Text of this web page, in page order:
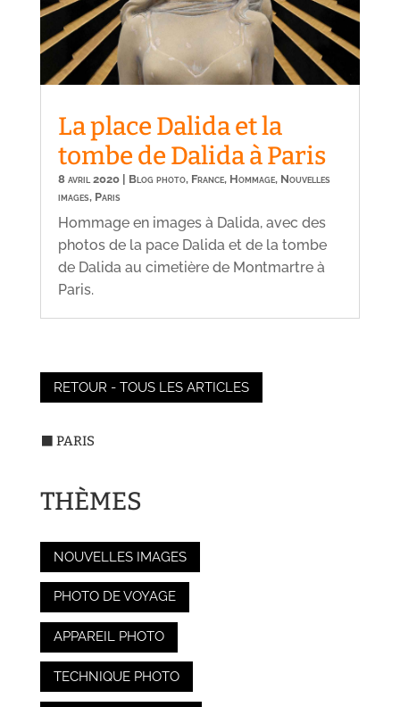
La place Dalida et la
tombe de Dalida à Paris
8 avril 2020| Blog photo, France, Hommage, Nouvelles
images, Paris
Hommage en images à Dalida, avec des
photos de la pace Dalida et de la tombe
de Dalida au cimetière de Montmartre à
Paris.
RETOUR - TOUS LES ARTICLES
⬛ PARIS
THÈMES
NOUVELLES IMAGES
PHOTO DE VOYAGE
APPAREIL PHOTO
TECHNIQUE PHOTO